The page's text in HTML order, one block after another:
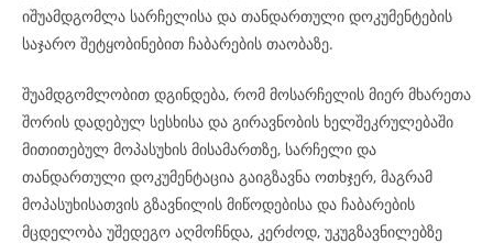
იშუამდგომლა სარჩელისა და თანდართული დოკუმენტების
საჯარო შეტყობინებით ჩაბარების თაობაზე.
შუამდგომლობით დგინდება, რომ მოსარჩელის მიერ მხარეთა
შორის დადებულ სესხისა და გირავნობის ხელშეკრულებაში
მითითებულ მოპასუხის მისამართზე, სარჩელი და
თანდართული დოკუმენტაცია გაიგზავნა ოთხჯერ, მაგრამ
მოპასუხისათვის გზავნილის მიწოდებისა და ჩაბარების
მცდელობა უშედეგო აღმოჩნდა, კერძოდ, უკუგზავნილებზე